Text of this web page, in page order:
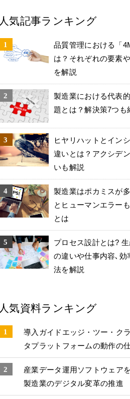
人気記事ランキング
品質管理における「
は？それぞれの要素
を解説
製造業における代表
題とは？解決策7つも
ヒヤリハットとイン
違いとは？アクシデ
いも解説
製造業はポカミスが
とヒューマンエラー
とは
プロセス設計とは?
の違いや仕事内容､効
法を解説
人気資料ランキング
導入ガイドエッジ・ツー・ク
タプラットフォームの動作の
産業データ運⽤ソフトウェア
製造業のデジタル変⾰の推進